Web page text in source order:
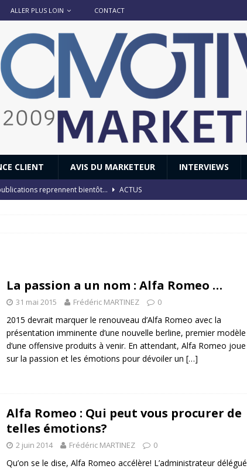
ALLER PLUS LOIN CONTACT
CLIENT AVIS DU MARKETEUR INTERVIEWS
reprennent bientôt…
ACTUS
: Honda dévoile un spot publicitaire… confiné! ACTUS
La passion a un nom : Alfa Romeo …
31 mai 2015 Frédéric MARTINEZ 0
2015 devrait marquer le renouveau d’Alfa Romeo avec la
présentation imminente d’une nouvelle berline, premier modèle
d’une offensive produits à venir. En attendant, Alfa Romeo joue
sur la passion et les émotions pour dévoiler un […]
Alfa Romeo : Qui peut vous procurer de
telles émotions?
2 juin 2014 Frédéric MARTINEZ 0
Qu’on se le dise, Alfa Romeo accélère! L’administrateur délégué